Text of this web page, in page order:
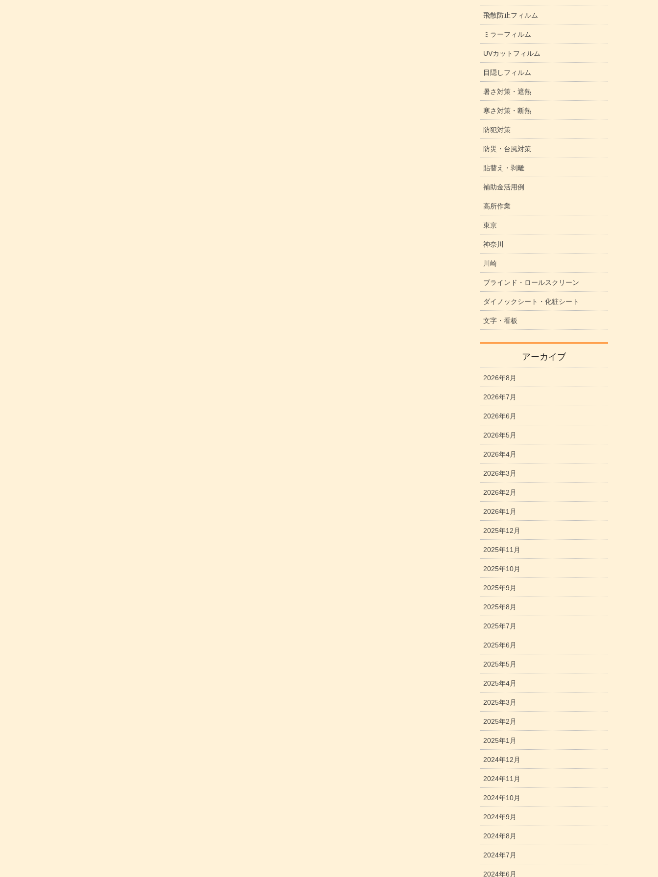
飛散防止フィルム
ミラーフィルム
UVカットフィルム
目隠しフィルム
暑さ対策・遮熱
寒さ対策・断熱
防犯対策
防災・台風対策
貼替え・剥離
補助金活用例
高所作業
東京
神奈川
川崎
ブラインド・ロールスクリーン
ダイノックシート・化粧シート
文字・看板
アーカイブ
2026年8月
2026年7月
2026年6月
2026年5月
2026年4月
2026年3月
2026年2月
2026年1月
2025年12月
2025年11月
2025年10月
2025年9月
2025年8月
2025年7月
2025年6月
2025年5月
2025年4月
2025年3月
2025年2月
2025年1月
2024年12月
2024年11月
2024年10月
2024年9月
2024年8月
2024年7月
2024年6月